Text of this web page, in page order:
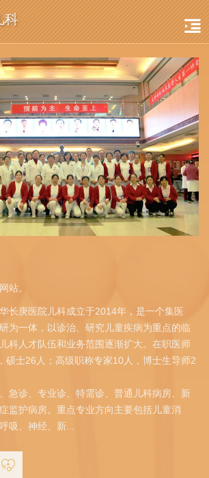
科
站。
长庚医院儿科成立于2014年，是一个集医
为一体，以诊治、研究儿童疾病为重点的临
科人才队伍和业务范围逐渐扩大。在职医师
硕士26人；高级职称专家10人，博士生导师2
急诊、专业诊、特需诊、普通儿科病房、新
监护病房。重点专业方向主要包括儿童消
吸、神经、新...